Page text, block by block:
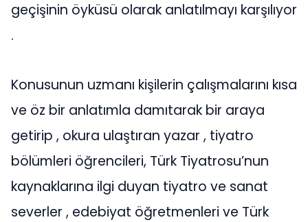
geçişinin öyküsü olarak anlatılmayı karşılıyor
.
Konusunun uzmanı kişilerin çalışmalarını kısa
ve öz bir anlatımla damıtarak bir araya
getirip , okura ulaştıran yazar , tiyatro
bölümleri öğrencileri, Türk Tiyatrosu’nun
kaynaklarına ilgi duyan tiyatro ve sanat
severler , edebiyat öğretmenleri ve Türk